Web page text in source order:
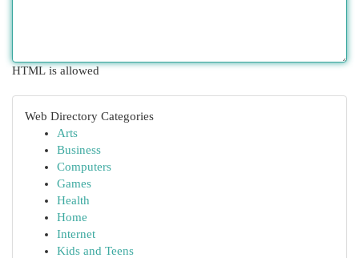
HTML is allowed
Web Directory Categories
Arts
Business
Computers
Games
Health
Home
Internet
Kids and Teens